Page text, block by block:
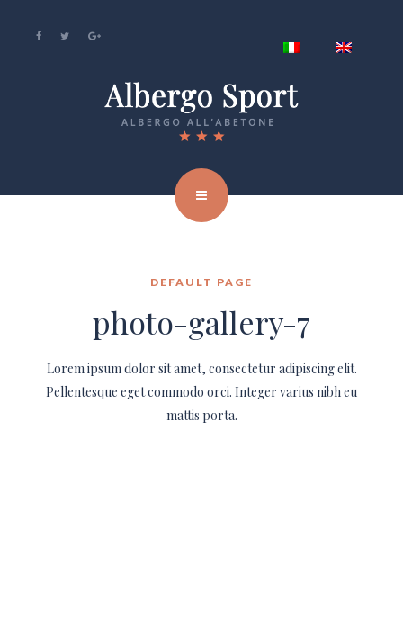
DEFAULT PAGE
photo-gallery-7
Lorem ipsum dolor sit amet, consectetur adipiscing elit.
Pellentesque eget commodo orci. Integer varius nibh eu
mattis porta.